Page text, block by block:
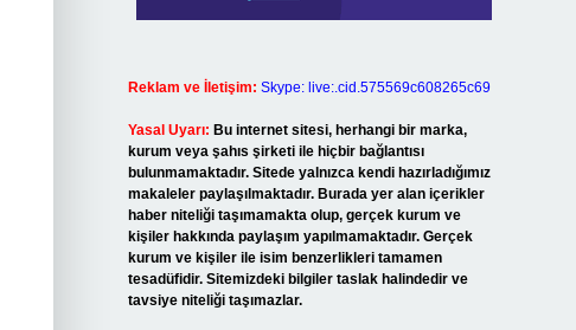
Reklam ve İletişim: Skype: live:.cid.575569c608265c69
Yasal Uyarı: Bu internet sitesi, herhangi bir marka,
kurum veya şahıs şirketi ile hiçbir bağlantısı
bulunmamaktadır. Sitede yalnızca kendi hazırladığımız
makaleler paylaşılmaktadır. Burada yer alan içerikler
haber niteliği taşımamakta olup, gerçek kurum ve
kişiler hakkında paylaşım yapılmamaktadır. Gerçek
kurum ve kişiler ile isim benzerlikleri tamamen
tesadüfidir. Sitemizdeki bilgiler taslak halindedir ve
tavsiye niteliği taşımazlar.